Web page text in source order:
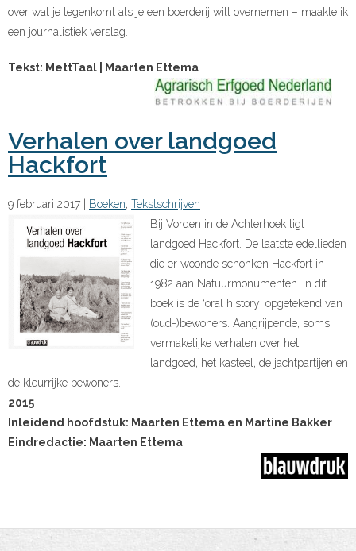
over wat je tegenkomt als je een boerderij wilt overnemen – maakte ik
een journalistiek verslag.
Tekst: MettTaal | Maarten Ettema
Verhalen over landgoed
Hackfort
9 februari 2017 Boeken Tekstschrijven
Bij Vorden in de Achterhoek ligt
landgoed Hackfort. De laatste edellieden
die er woonde schonken Hackfort in
1982 aan Natuurmonumenten. In dit
boek is de ‘oral history’ opgetekend van
(oud-)bewoners. Aangrijpende, soms
vermakelijke verhalen over het
landgoed, het kasteel, de jachtpartijen en
de kleurrijke bewoners.
2015
Inleidend hoofdstuk: Maarten Ettema en Martine Bakker
Eindredactie: Maarten Ettema